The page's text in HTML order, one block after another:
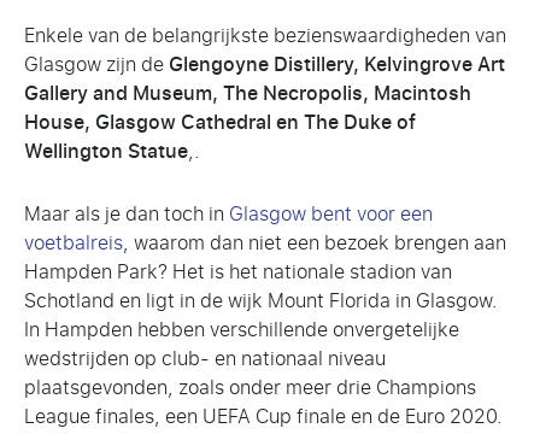
Enkele van de belangrijkste bezienswaardigheden van
Glasgow zijn deGlengoyne Distillery, Kelvingrove Art
Gallery and Museum, The Necropolis, Macintosh
House, Glasgow Cathedral en The Duke of
Wellington Statue,.
Maar als je dan toch in Glasgow bent voor een
voetbalreis, waarom dan niet een bezoek brengen aan
Hampden Park? Het is het nationale stadion van
Schotland en ligt in de wijk Mount Florida in Glasgow.
In Hampden hebben verschillende onvergetelijke
wedstrijden op club- en nationaal niveau
plaatsgevonden, zoals onder meer drie Champions
League finales, een UEFA Cup finale en de Euro 2020.